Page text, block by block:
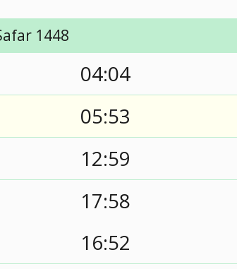
1448
04:04
05:53
12:59
17:58
16:52